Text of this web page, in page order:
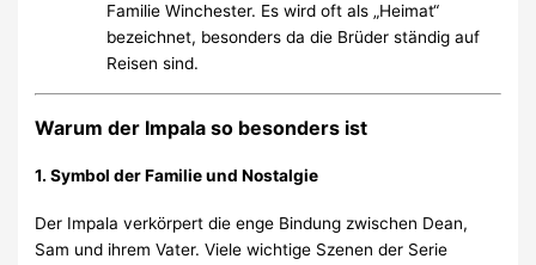
Familie Winchester. Es wird oft als „Heimat“
bezeichnet, besonders da die Brüder ständig auf
Reisen sind.
Warum der Impala so besonders ist
1. Symbol der Familie und Nostalgie
Der Impala verkörpert die enge Bindung zwischen Dean,
Sam und ihrem Vater. Viele wichtige Szenen der Serie